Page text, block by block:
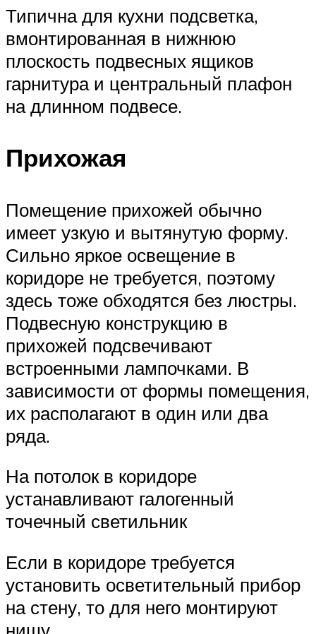
Типична для кухни подсветка,
вмонтированная в нижнюю
плоскость подвесных ящиков
гарнитура и центральный плафон
на длинном подвесе.
Прихожая
Помещение прихожей обычно
имеет узкую и вытянутую форму.
Сильно яркое освещение в
коридоре не требуется, поэтому
здесь тоже обходятся без люстры.
Подвесную конструкцию в
прихожей подсвечивают
встроенными лампочками. В
зависимости от формы помещения,
их располагают в один или два
ряда.
На потолок в коридоре
устанавливают галогенный
точечный светильник
Если в коридоре требуется
установить осветительный прибор
на стену, то для него монтируют